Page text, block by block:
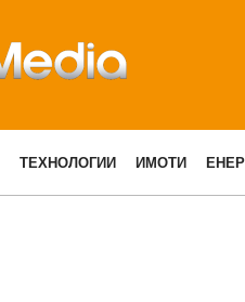
ТЕХНОЛОГИИ ИМОТИ